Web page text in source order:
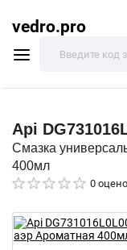
vedro.pro
Api
Смазка
400мл
0